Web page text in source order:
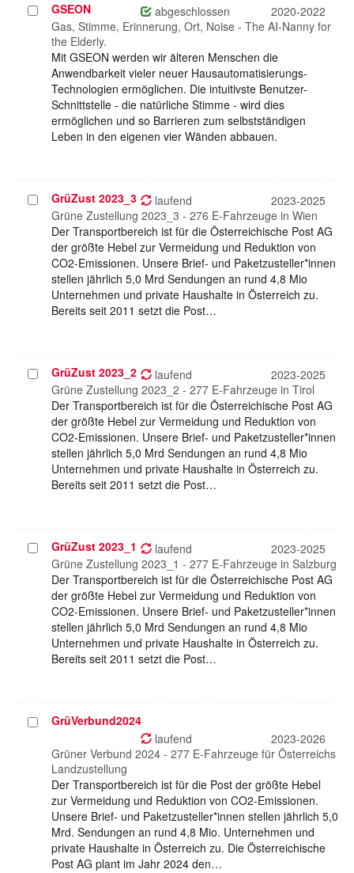
Projekt
auswählen
GSEON abgeschlossen
2020-2022
Gas, Stimme, Erinnerung, Ort, Noise - The AI-Nanny for
the Elderly.
Mit GSEON werden wir älteren Menschen die
Anwendbarkeit vieler neuer Hausautomatisierungs-
Technologien ermöglichen. Die intuitivste Benutzer-
Schnittstelle - die natürliche Stimme - wird dies
ermöglichen und so Barrieren zum selbstständigen
Leben in den eigenen vier Wänden abbauen.
Projekt
auswählen
GrüZust 2023_3 laufend
2023-2025
Grüne Zustellung 2023_3 - 276 E-Fahrzeuge in Wien
Der Transportbereich ist für die Österreichische Post AG
der größte Hebel zur Vermeidung und Reduktion von
CO2-Emissionen. Unsere Brief- und Paketzusteller*innen
stellen jährlich 5,0 Mrd Sendungen an rund 4,8 Mio
Unternehmen und private Haushalte in Österreich zu.
Bereits seit 2011 setzt die Post…
Projekt
auswählen
GrüZust 2023_2 laufend
2023-2025
Grüne Zustellung 2023_2 - 277 E-Fahrzeuge in Tirol
Der Transportbereich ist für die Österreichische Post AG
der größte Hebel zur Vermeidung und Reduktion von
CO2-Emissionen. Unsere Brief- und Paketzusteller*innen
stellen jährlich 5,0 Mrd Sendungen an rund 4,8 Mio
Unternehmen und private Haushalte in Österreich zu.
Bereits seit 2011 setzt die Post…
Projekt
auswählen
GrüZust 2023_1 laufend
2023-2025
Grüne Zustellung 2023_1 - 277 E-Fahrzeuge in Salzburg
Der Transportbereich ist für die Österreichische Post AG
der größte Hebel zur Vermeidung und Reduktion von
CO2-Emissionen. Unsere Brief- und Paketzusteller*innen
stellen jährlich 5,0 Mrd Sendungen an rund 4,8 Mio
Unternehmen und private Haushalte in Österreich zu.
Bereits seit 2011 setzt die Post…
ProjektGrüVerbund2024
laufend
2023-2026
Grüner Verbund 2024 - 277 E-Fahrzeuge für Österreichs
Landzustellung
Der Transportbereich ist für die Post der größte Hebel
zur Vermeidung und Reduktion von CO2-Emissionen.
Unsere Brief- und Paketzusteller*innen stellen jährlich 5,0
Mrd. Sendungen an rund 4,8 Mio. Unternehmen und
private Haushalte in Österreich zu. Die Österreichische
Post AG plant im Jahr 2024 den…